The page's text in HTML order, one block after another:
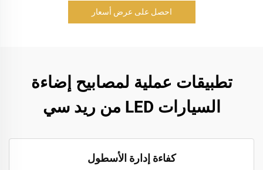
احصل على عرض أسعار
تطبيقات عملية لمصابيح إضاءة
السيارات LED من ريد سي
كفاءة إدارة الأسطول